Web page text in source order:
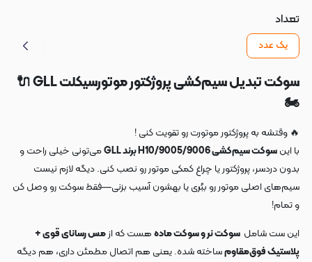
تعداد
یک عدد
سوکت تبدیل سیم‌کشی پروژکتور موتورسیکلت GLL 🔌
🏍️
🔥 وقتشه به پروژکتور موتورت رو تقویت کنی !
با اینسوکت سیم‌کشی 9005/9006/H10 برند GLL
می‌تونی خیلی راحت و
بدون دردسر، پروژکتور یا چراغ کمکی موتور رو نصب کنی. دیگه لازم نیست
سیم‌های اصلی موتور رو ببُری یا بهشون آسیب بزنی—فقط سوکت رو وصل کن
و تمام!
این ست شامل سوکت نر و سوکت مادههست که ازمس رسانای قوی +
پلاستیک فوق‌مقاومساخته شده. یعنی هم اتصال مطمئن داری، هم دیگه